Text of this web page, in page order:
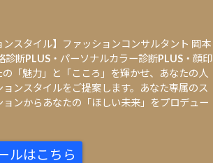
ンスタイル】ファッションコンサルタント 岡本
診断PLUS・パーソナルカラー診断PLUS・顔印
「魅力」と「こころ」を輝かせ、あなたの人
ンスタイルをご提案します。あなた専属のス
ンからあなたの「ほしい未来」をプロデュー
ルはこちら